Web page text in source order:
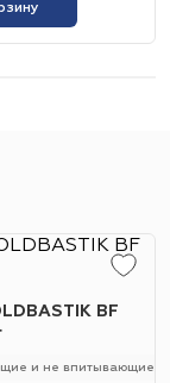
BF
и не впитывающие